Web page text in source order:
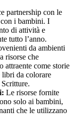
partnership con le
i bambini. I
di attività e
tutto l’anno.
da ambienti
risorse che
attraente come storie
da colorare
Le risorse fornite
solo ai bambini,
che le utilizzano